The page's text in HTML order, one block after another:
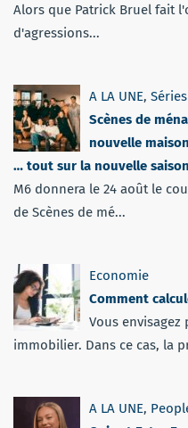
Alors que Patrick Bruel fait
d'agressions...
A LA UNE,
Scènes de
nouvelle
… tout sur la nouvelle saison
M6 donnera le 24 août le
de Scènes de mé...
Economie
Comment
Vous envisagez
immobilier. Dans ce cas, la
A LA UNE,